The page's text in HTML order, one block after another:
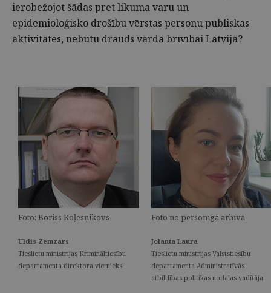
ierobežojot šādas pret likuma varu un
epidemioloģisko drošību vērstas personu publiskas
aktivitātes, nebūtu drauds vārda brīvībai Latvijā?
Foto: Boriss Koļesņikovs Foto no personīgā arhīva
Uldis Zemzars
Tieslietu ministrijas Krimināltiesību
departamenta direktora vietnieks
Jolanta Laura
Tieslietu ministrijas Valststiesību
departamenta Administratīvās
atbildības politikas nodaļas vadītāja